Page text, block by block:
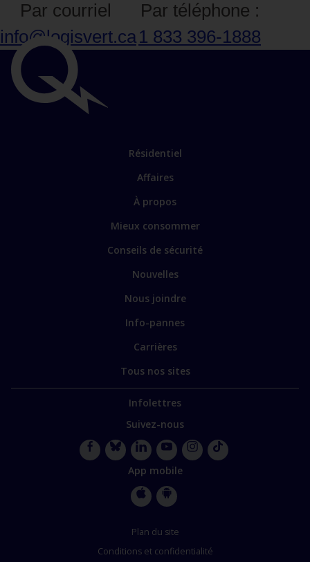
Par courriel
info@logisvert.ca
Par téléphone :
1 833 396‑1888
importants
Lien
les
principales
Résidentiel
Affaires
Lien
certains
sites
À propos
Mieux consommer
Conseils de sécurité
Nouvelles
Nous joindre
Info-pannes
Carrières
Tous nos sites
Infolettres
Suivez-nous
BlueskyLinkedInYouTube
App mobile
StoreStore
Plan du site
Conditions et confidentialité